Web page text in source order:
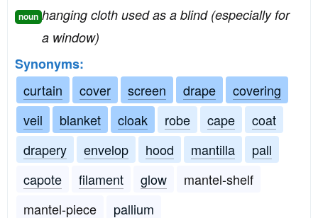
noun hanging cloth used as a blind (especially for
a window)
Synonyms:
curtain
cover screen drape
covering
veil
blanket cloak robe cape
coat
drapery
envelop hood mantilla
pall
capote
filament glow
mantel-shelf
mantel-piece
pallium